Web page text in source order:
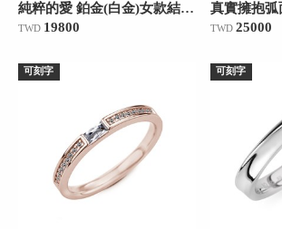
純粹的愛 鉑金(白金)女款結婚對戒
TWD 19800 TWD 25000
可刻字 可刻字